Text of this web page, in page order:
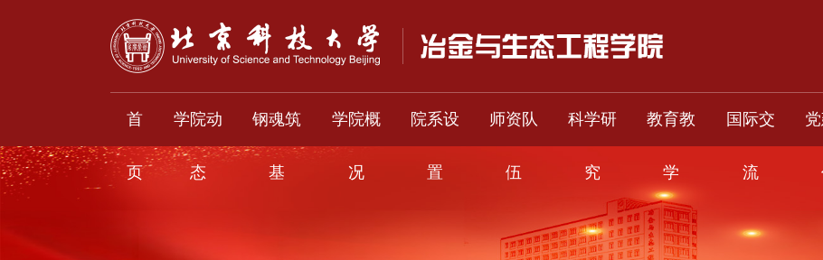
首
页
学院动
态
钢魂筑
基
学院概
况
院系设
置
师资队
伍
科学研
究
教育教
学
国际交
流